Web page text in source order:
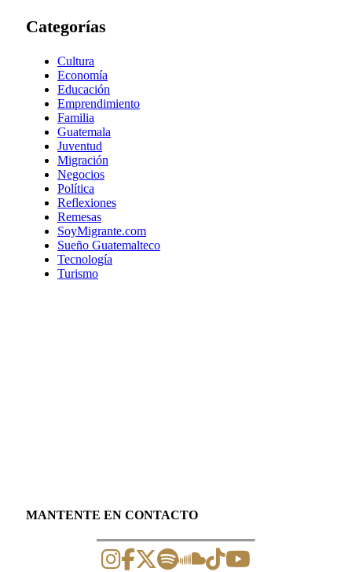
Categorías
Cultura
Economía
Educación
Emprendimiento
Familia
Guatemala
Juventud
Migración
Negocios
Política
Reflexiones
Remesas
SoyMigrante.com
Sueño Guatemalteco
Tecnología
Turismo
MANTENTE EN CONTACTO